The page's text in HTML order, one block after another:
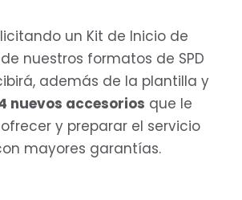
un Kit de Inicio de
nuestros formatos de SPD
además de la plantilla y
nuevos accesorios que le
y preparar el servicio
mayores garantías.